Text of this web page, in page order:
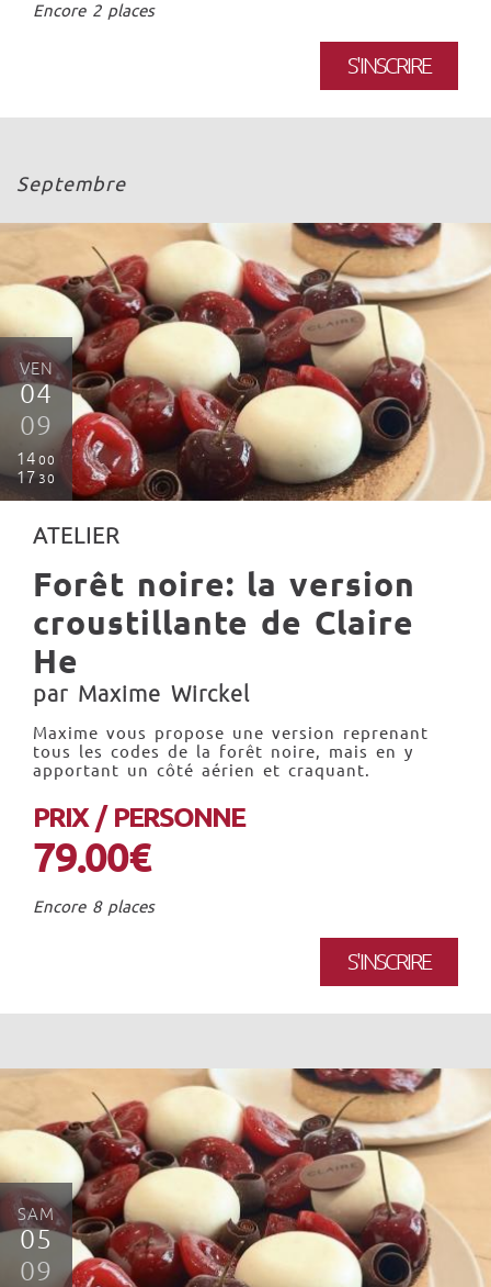
Encore 2 places
S'INSCRIRE
Septembre
VEN
04
09
14 00
17 30
ATELIER
Forêt noire: la version
croustillante de Claire
He
par Maxime Wirckel
Maxime vous propose une version reprenant
tous les codes de la forêt noire, mais en y
apportant un côté aérien et craquant.
PRIX / PERSONNE
79.00€
Encore 8 places
S'INSCRIRE
SAM
05
09